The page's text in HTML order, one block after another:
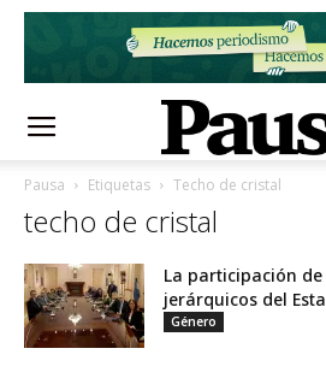
Pausa Etiquetas Techo de cristal
techo de cristal
La participación
jerárquicos del
Género